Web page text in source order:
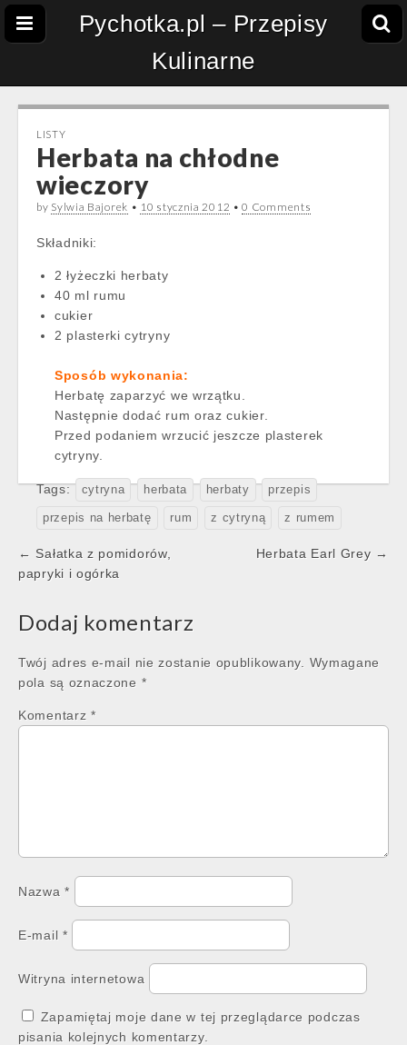
Pychotka.pl – Przepisy
Kulinarne
LISTY
Herbata na chłodne
wieczory
by Sylwia Bajorek • 10 stycznia 2012 •0 Comments
Składniki:
2 łyżeczki herbaty
40 ml rumu
cukier
2 plasterki cytryny
Sposób wykonania:
Herbatę zaparzyć we wrzątku.
Następnie dodać rum oraz cukier.
Przed podaniem wrzucić jeszcze plasterek
cytryny.
Tags: cytryna herbata herbaty przepis
przepis na herbatę rum z cytryną z rumem
Post
navigation
← Sałatka z pomidorów,
papryki i ogórka
Herbata Earl Grey →
Dodaj komentarz
Twój adres e-mail nie zostanie opublikowany.
Wymagane
pola są oznaczone *
Komentarz *
Nazwa*
E-mail *
Witryna internetowa
Zapamiętaj moje dane w tej przeglądarce podczas
pisania kolejnych komentarzy.